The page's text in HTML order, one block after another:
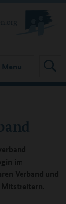
Menu
im
Verband und
Mitstreitern.